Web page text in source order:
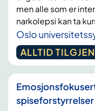
men alle som er
narkolepsi kan ta
Oslo
ALLTID
spiseforstyrrelser